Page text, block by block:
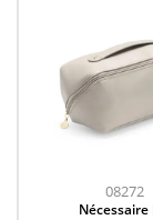
08272
Nécessaire